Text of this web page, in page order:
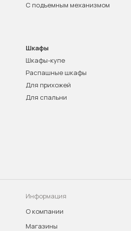
С подъемным механизмом
Шкафы
Шкафы-купе
Распашные шкафы
Для прихожей
Для спальни
Информация
О компании
Магазины